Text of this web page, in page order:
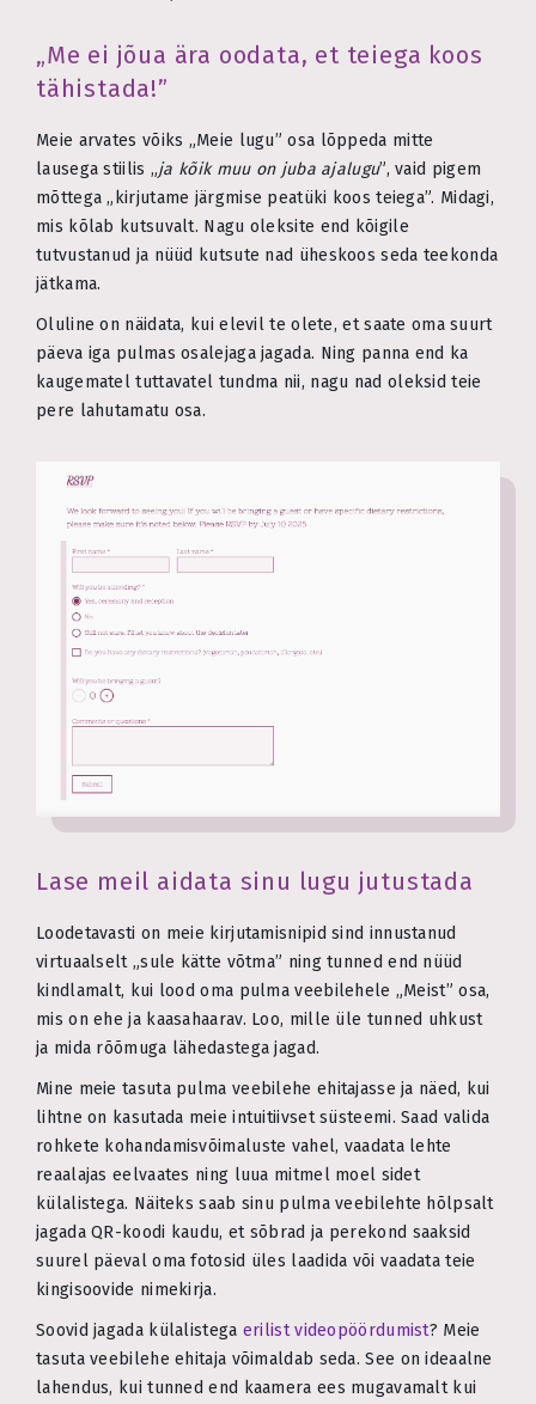
„Me ei jõua ära oodata, et teiega koos
tähistada!”
Meie arvates võiks „Meie lugu” osa lõppeda mitte
lausega stiilis „ja kõik muu on juba ajalugu”, vaid pigem
mõttega „kirjutame järgmise peatüki koos teiega”. Midagi,
mis kõlab kutsuvalt. Nagu oleksite end kõigile
tutvustanud ja nüüd kutsute nad üheskoos seda teekonda
jätkama.
Oluline on näidata, kui elevil te olete, et saate oma suurt
päeva iga pulmas osalejaga jagada. Ning panna end ka
kaugematel tuttavatel tundma nii, nagu nad oleksid teie
pere lahutamatu osa.
Lase meil aidata sinu lugu jutustada
Loodetavasti on meie kirjutamisnipid sind innustanud
virtuaalselt „sule kätte võtma” ning tunned end nüüd
kindlamalt, kui lood oma pulma veebilehele „Meist” osa,
mis on ehe ja kaasahaarav. Loo, mille üle tunned uhkust
ja mida rõõmuga lähedastega jagad.
Mine meie tasuta pulma veebilehe ehitajasse ja näed, kui
lihtne on kasutada meie intuitiivset süsteemi. Saad valida
rohkete kohandamisvõimaluste vahel, vaadata lehte
reaalajas eelvaates ning luua mitmel moel sidet
külalistega. Näiteks saab sinu pulma veebilehte hõlpsalt
jagada QR-koodi kaudu, et sõbrad ja perekond saaksid
suurel päeval oma fotosid üles laadida või vaadata teie
kingisoovide nimekirja.
Soovid jagada külalistega erilist videopöördumist? Meie
tasuta veebilehe ehitaja võimaldab seda. See on ideaalne
lahendus, kui tunned end kaamera ees mugavamalt kui